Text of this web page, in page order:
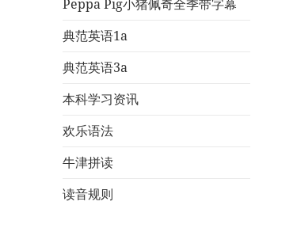
Peppa Pig小猪佩奇全季带字幕
典范英语1a
典范英语3a
本科学习资讯
欢乐语法
牛津拼读
读音规则